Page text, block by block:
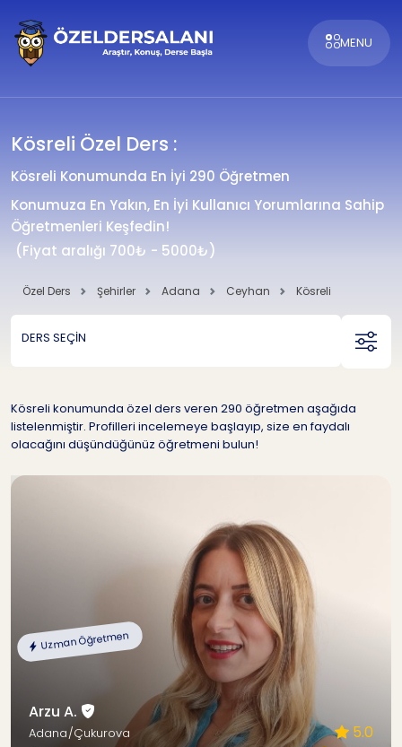
MENU
Kösreli Özel Ders :
Kösreli Konumunda En İyi 290 Öğretmen
Konumuza En Yakın, En İyi Kullanıcı Yorumlarına Sahip
Öğretmenleri Keşfedin!
(Fiyat aralığı 700₺ - 5000₺)
Özel Ders Şehirler Adana Ceyhan Kösreli
DERS SEÇİN
Kösreli konumunda özel ders veren 290 öğretmen aşağıda
listelenmiştir. Profilleri incelemeye başlayıp, size en faydalı
olacağını düşündüğünüz öğretmeni bulun!
Uzman Öğretmen
Arzu A.
Adana/Çukurova
5.0